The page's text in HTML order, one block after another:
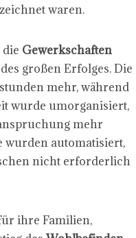
waren.
Gewerkschaften
großen Erfolges. Die
mehr, während
wurde umorganisiert,
mehr
wurden automatisiert,
nicht erforderlich
ihre Familien,